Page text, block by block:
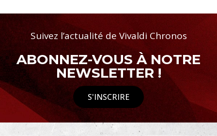
Suivez l’actualité de Vivaldi Chronos
ABONNEZ-VOUS À NOTRE
NEWSLETTER !
S'INSCRIRE